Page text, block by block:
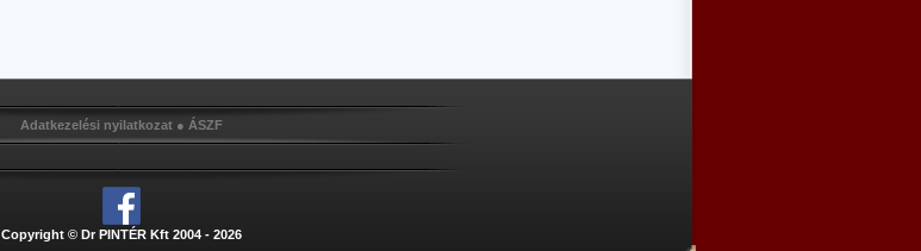
Adatkezelési nyilatkozat● ÁSZF
Copyright © Dr PINTÉR Kft 2004 - 2026